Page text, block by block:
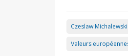
Czeslaw Michalewski
Valeurs